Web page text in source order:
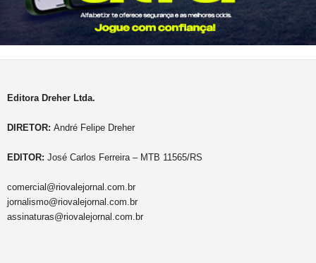
Editora Dreher Ltda.
DIRETOR: André Felipe Dreher
EDITOR: José Carlos Ferreira – MTB 11565/RS
comercial@riovalejornal.com.br
jornalismo@riovalejornal.com.br
assinaturas@riovalejornal.com.br